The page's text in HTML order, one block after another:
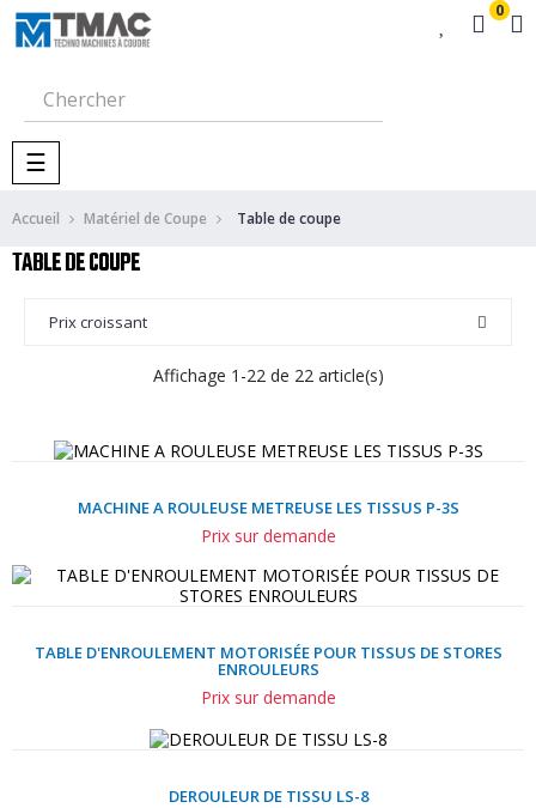
0
Basculer
la
navigation
☰
Accueil Matériel de Coupe Table de coupe
TABLE DE COUPE
Prix croissant
Affichage 1-22 de 22 article(s)
MACHINE A ROULEUSE METREUSE LES TISSUS P-3S
Prix sur demande
TABLE D'ENROULEMENT MOTORISÉE POUR TISSUS DE STORES
ENROULEURS
Prix sur demande
DEROULEUR DE TISSU LS-8